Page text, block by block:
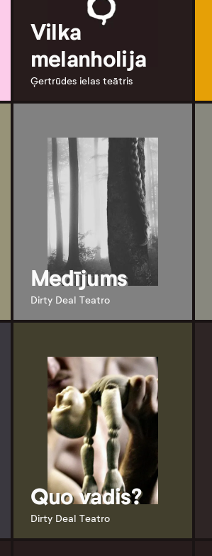
Vilka
melanholija
Ģertrūdes ielas teātris
Medījums
Dirty Deal Teatro
Quo vadis?
Dirty Deal Teatro